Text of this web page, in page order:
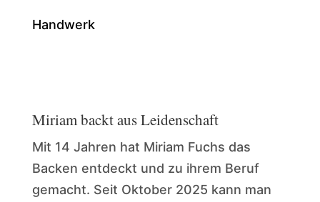
Handwerk
Miriam backt aus Leidenschaft
Mit 14 Jahren hat Miriam Fuchs das
Backen entdeckt und zu ihrem Beruf
gemacht. Seit Oktober 2025 kann man